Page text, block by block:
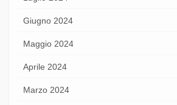
Giugno 2024
Maggio 2024
Aprile 2024
Marzo 2024